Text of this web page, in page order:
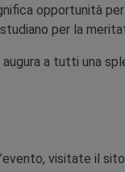
opportunità
per la
augura a tutti una
visitate il